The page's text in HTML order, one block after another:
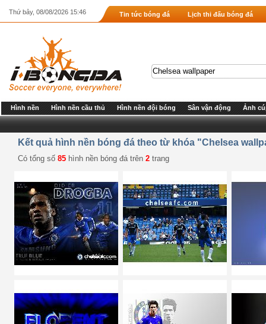
Thứ bảy, 08/08/2026 15:46 Tin tức bóng đá Lịch thi đấu bóng đá
Hình nền Hình nền cầu thủ Hình nền đội bóng Sân vận động Ảnh
Kết quả hình nền bóng đá theo từ khóa "Chelsea
Có tổng số 85 hình nền bóng đá trên 2 trang